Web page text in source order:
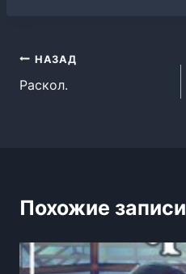
Навигация
по
НАЗАД
Раскол.
Похожие записи